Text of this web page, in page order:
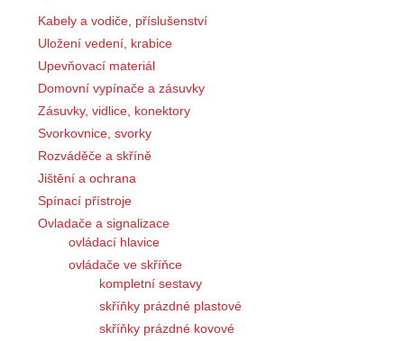
Kabely a vodiče, příslušenství
Uložení vedení, krabice
Upevňovací materiál
Domovní vypínače a zásuvky
Zásuvky, vidlice, konektory
Svorkovnice, svorky
Rozváděče a skříně
Jištění a ochrana
Spínací přístroje
Ovladače a signalizace
ovládací hlavice
ovládače ve skříňce
kompletní sestavy
skříňky prázdné plastové
skříňky prázdné kovové